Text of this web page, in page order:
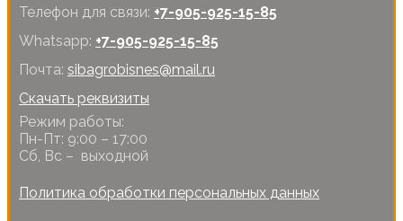
Телефон для связи: +7-905-925-15-85
Whatsapp: +7-905-925-15-85
Почта: sibagrobisnes@mail.ru
Скачать реквизиты
Режим работы:
Пн-Пт: 9:00 – 17:00
Сб, Вс – выходной
Политика обработки персональных данных